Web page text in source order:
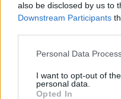
also be disclosed by us to
Downstream Participants
Personal Data
I want to opt-out of
personal data.
Opted In